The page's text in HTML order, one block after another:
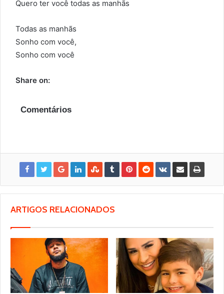
Quero ter você todas as manhãs
Todas as manhãs
Sonho com você,
Sonho com você
Share on:
Comentários
ARTIGOS RELACIONADOS